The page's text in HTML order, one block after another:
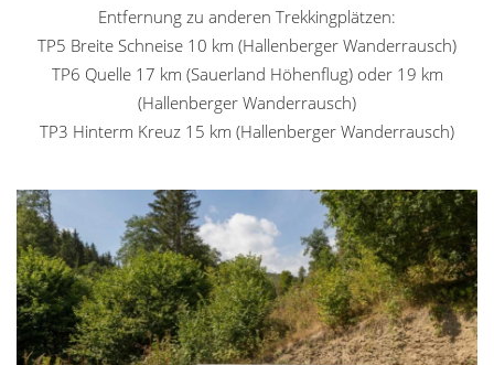
Entfernung zu anderen Trekkingplätzen:
TP5 Breite Schneise 10 km (Hallenberger Wanderrausch)
TP6 Quelle 17 km (Sauerland Höhenflug) oder 19 km
(Hallenberger Wanderrausch)
TP3 Hinterm Kreuz 15 km (Hallenberger Wanderrausch)